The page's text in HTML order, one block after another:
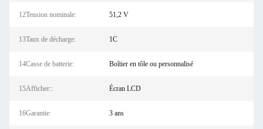
12Tension nominale: 51,2 V
13Taux de décharge: 1C
14Casse de batterie: Boîtier en tôle ou personnalisé
15Afficher:: Écran LCD
16Garantie: 3 ans